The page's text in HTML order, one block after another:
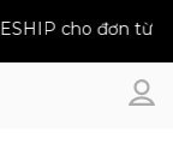
đơn từ 399K